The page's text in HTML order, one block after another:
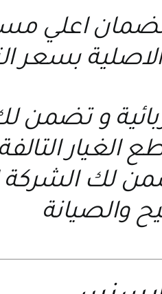
لضمان اعلي
بسعر
و تضمن
الغيار
لك
والصيانة